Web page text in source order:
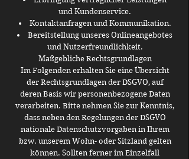
und Kundenservice.
Kontaktanfragen und Kommunikation.
Bereitstellung unseres Onlineangebotes
und Nutzerfreundlichkeit.
Maßgebliche Rechtsgrundlagen
Im Folgenden erhalten Sie eine Übersicht
der Rechtsgrundlagen der DSGVO, auf
deren Basis wir personenbezogene Daten
verarbeiten. Bitte nehmen Sie zur Kenntnis,
dass neben den Regelungen der DSGVO
nationale Datenschutzvorgaben in Ihrem
bzw. unserem Wohn- oder Sitzland gelten
können. Sollten ferner im Einzelfall